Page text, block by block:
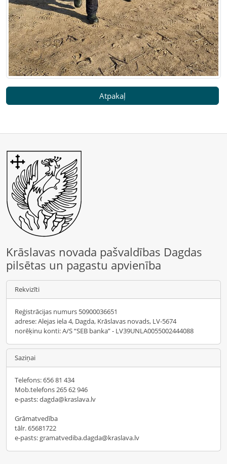
Atpakaļ
Krāslavas novada pašvaldības Dagdas
pilsētas un pagastu apvienība
Rekvizīti
Reģistrācijas numurs 50900036651
adrese: Alejas iela 4, Dagda, Krāslavas novads, LV-5674
norēķinu konti: A/S “SEB banka” - LV39UNLA0055002444088
Saziņai
Telefons: 656 81 434
Mob.telefons 265 62 946
e-pasts: dagda@kraslava.lv
Grāmatvedība
tālr. 65681722
e-pasts: gramatvediba.dagda@kraslava.lv